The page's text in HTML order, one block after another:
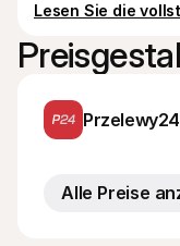
Lesen Sie die
Przelewy24
Alle Preise